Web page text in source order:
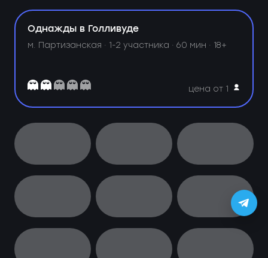
Однажды в Голливуде
м. Партизанская · 1-2 участника · 60 мин · 18+
цена от 1